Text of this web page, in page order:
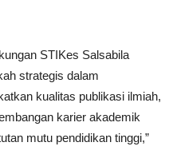
STIKes Salsabila
strategis dalam
kualitas publikasi ilmiah,
karier akademik
mutu pendidikan tinggi,”